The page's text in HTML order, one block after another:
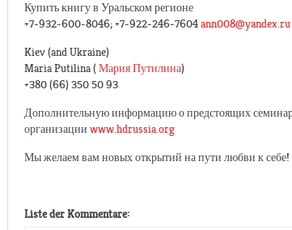
Купить книгу в Уральском регионе
+7-932-600-8046; +7-922-246-7604ann008@yandex.ru
Kiev (and Ukraine)
Maria Putilina (Мария Путилина)
+380 (66) 350 50 93
Дополнительную информацию о предстоящих
организации www.hdrussia.org
Мы желаем вам новых открытий на пути любви к себе!
Liste der Kommentare: